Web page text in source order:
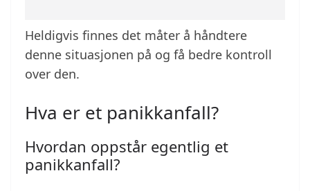
Heldigvis finnes det måter å håndtere
denne situasjonen på og få bedre kontroll
over den.
Hva er et panikkanfall?
Hvordan oppstår egentlig et
panikkanfall?